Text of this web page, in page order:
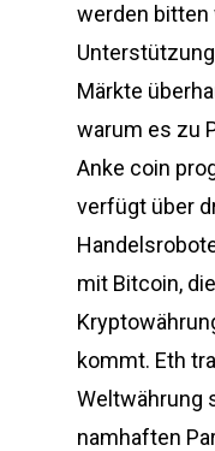
werden bitten
Märkte
warum es zu
Anke coin
verfügt über
mit Bitcoin,
kommt. Eth
Weltwährung
namhaften